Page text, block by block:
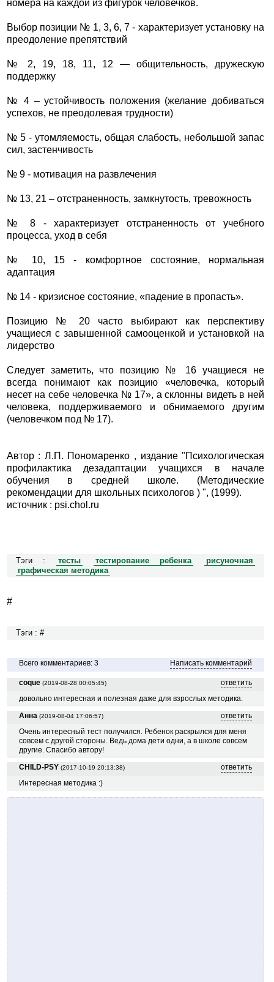
номера на каждой из фигурок человечков.
Выбор позиции № 1, 3, 6, 7 - характеризует установку на
преодоление препятствий
№ 2, 19, 18, 11, 12 — общительность, дружескую
поддержку
№ 4 – устойчивость положения (желание добиваться
успехов, не преодолевая трудности)
№ 5 - утомляемость, общая слабость, небольшой запас
сил, застенчивость
№ 9 - мотивация на развлечения
№ 13, 21 – отстраненность, замкнутость, тревожность
№ 8 - характеризует отстраненность от учебного
процесса, уход в себя
№ 10, 15 - комфортное состояние, нормальная
адаптация
№ 14 - кризисное состояние, «падение в пропасть».
Позицию № 20 часто выбирают как перспективу
учащиеся с завышенной самооценкой и установкой на
лидерство
Следует заметить, что позицию № 16 учащиеся не
всегда понимают как позицию «человечка, который
несет на себе человечка № 17», а склонны видеть в ней
человека, поддерживаемого и обнимаемого другим
(человечком под № 17).
Автор : Л.П. Пономаренко , издание "Психологическая
профилактика дезадаптации учащихся в начале
обучения в средней школе. (Методические
рекомендации для школьных психологов ) ", (1999).
источник : psi.chol.ru
Тэги : тесты тестирование ребенка
рисуночная
графическая методика
#
Тэги : #
Всего комментариев: 3 Написать комментарий
coque (2019-08-28 00:05:45)
ответить
довольно интересная и полезная даже для взрослых методика.
Анна (2019-08-04 17:06:57)
ответить
Очень интересный тест получился. Ребенок раскрылся для меня
совсем с другой стороны. Ведь дома дети одни, а в школе совсем
другие. Спасибо автору!
CHILD-PSY (2017-10-19 20:13:38)
ответить
Интересная методика :)